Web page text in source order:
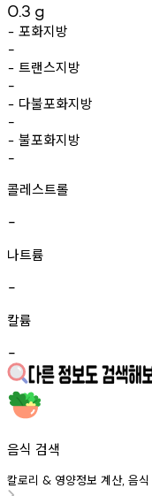
0.3 g
- 포화지방
-
- 트랜스지방
-
- 다불포화지방
-
- 불포화지방
-
콜레스트롤
-
나트륨
-
칼륨
-
음식 검색
칼로리 & 영양정보 계산, 음식